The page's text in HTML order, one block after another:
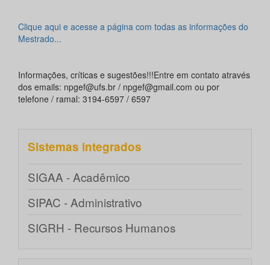
Clique aqui e acesse a página com todas as informações do
Mestrado...
Informações, críticas e sugestões!!!Entre em contato através
dos emails: npgef@ufs.br / npgef@gmail.com ou por
telefone / ramal: 3194-6597 / 6597
Sistemas integrados
SIGAA - Acadêmico
SIPAC - Administrativo
SIGRH - Recursos Humanos